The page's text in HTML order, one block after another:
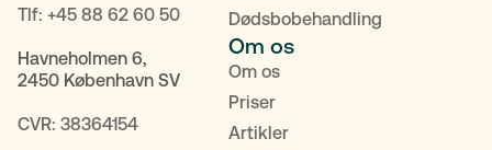
Tlf: +45 88 62 60 50
Havneholmen 6,
2450 København SV
CVR: 38364154
Dødsbobehandling
Om os
Om os
Priser
Artikler